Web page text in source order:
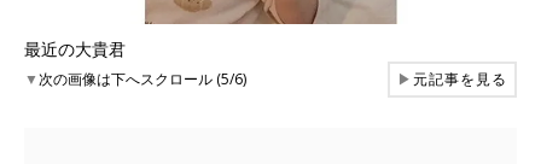
最近の大貴君
▼次の画像は下へスクロール (5/6) ▶元記事を見る